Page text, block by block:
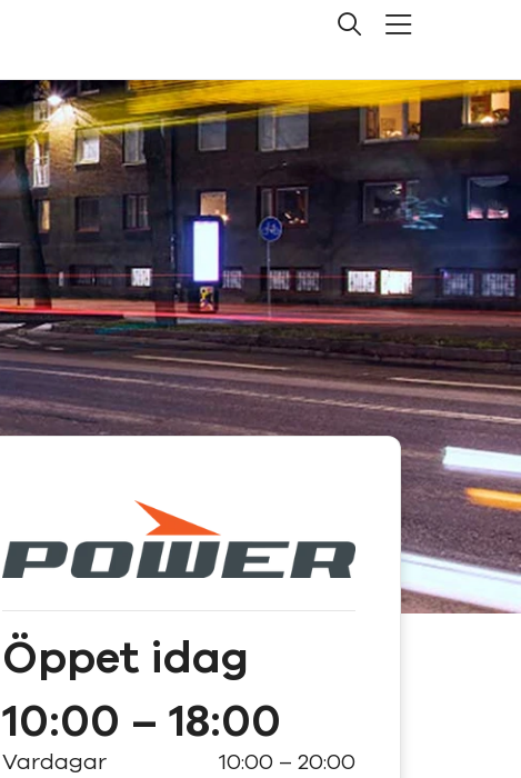
Öppet idag
10:00 – 18:00
Vardagar
10:00 – 20:00